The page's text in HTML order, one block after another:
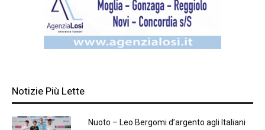
Notizie Più Lette
Nuoto – Leo Bergomi d’argento agli Italiani